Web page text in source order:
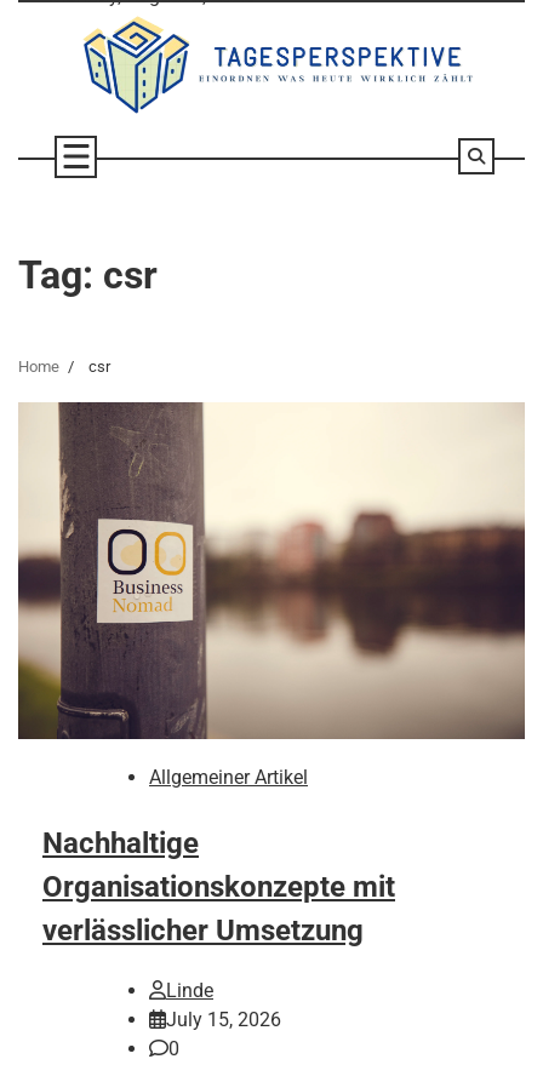
Tag: csr
Home csr
Allgemeiner Artikel
Nachhaltige
Organisationskonzepte mit
verlässlicher Umsetzung
Linde
July 15, 2026
0